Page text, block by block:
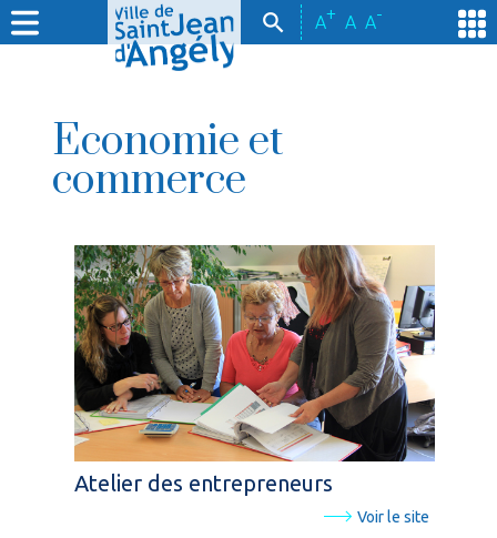
A+ A A-
Economie et
commerce
Atelier des entrepreneurs
Voir le site